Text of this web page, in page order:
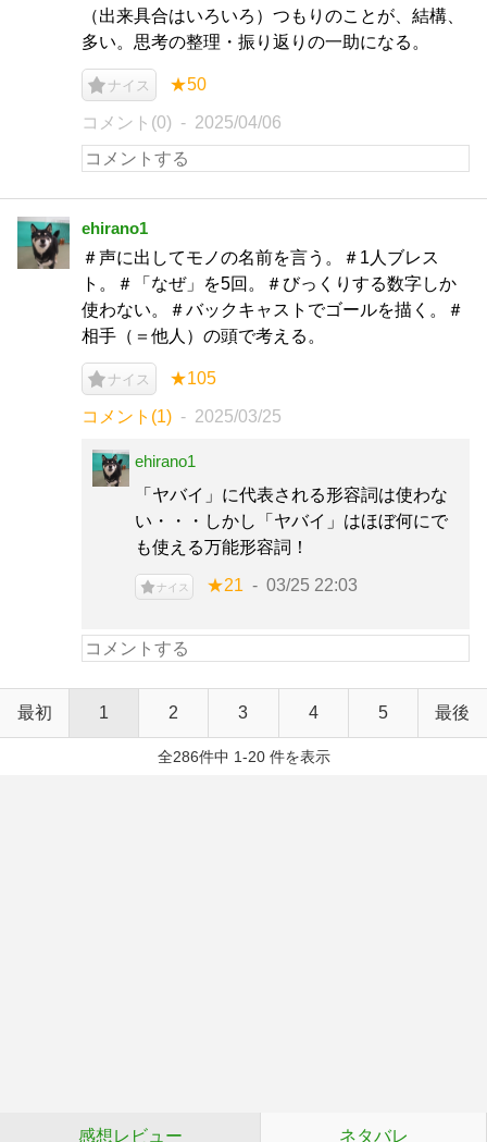
（出来具合はいろいろ）つもりのことが、結構、
多い。思考の整理・振り返りの一助になる。
ナイス ★50
コメント(0) 2025/04/06
ehirano1
＃声に出してモノの名前を言う。＃1人ブレス
ト。＃「なぜ」を5回。＃びっくりする数字しか
使わない。＃バックキャストでゴールを描く。＃
相手（＝他人）の頭で考える。
ナイス ★105
コメント(1) 2025/03/25
ehirano1
「ヤバイ」に代表される形容詞は使わな
い・・・しかし「ヤバイ」はほぼ何にで
も使える万能形容詞！
ナイス ★21 03/25 22:03
最初 1 2 3 4 5 最後
全286件中 1-20 件を表示
感想レビュー ネタバレ